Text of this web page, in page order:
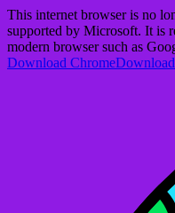
This internet browser is no
supported by Microsoft. It is
modern browser such as
Download Chrome